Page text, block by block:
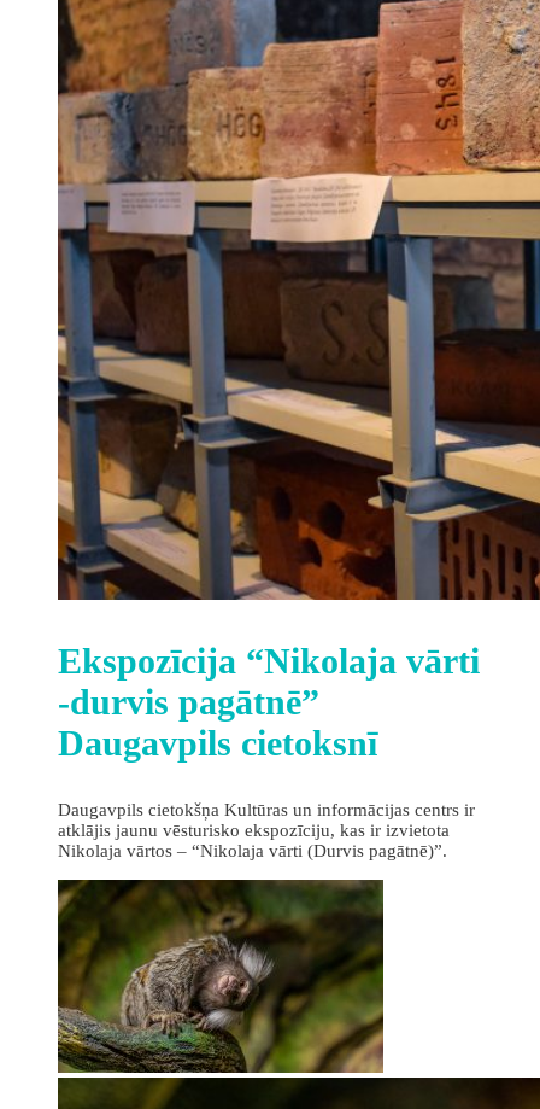
Ekspozīcija “Nikolaja vārti
-durvis pagātnē”
Daugavpils cietoksnī
Daugavpils cietokšņa Kultūras un informācijas centrs ir
atklājis jaunu vēsturisko ekspozīciju, kas ir izvietota
Nikolaja vārtos – “Nikolaja vārti (Durvis pagātnē)”.